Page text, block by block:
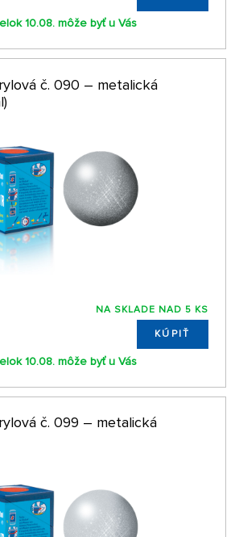
10.08. môže byť u Vás
č. 090 – metalická
NA SKLADE NAD 5 KS
KÚPIŤ
10.08. môže byť u Vás
č. 099 – metalická